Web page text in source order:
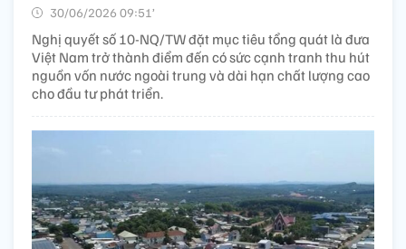
30/06/2026 09:51’
Nghị quyết số 10-NQ/TW đặt mục tiêu tổng quát là đưa
Việt Nam trở thành điểm đến có sức cạnh tranh thu hút
nguồn vốn nước ngoài trung và dài hạn chất lượng cao
cho đầu tư phát triển.